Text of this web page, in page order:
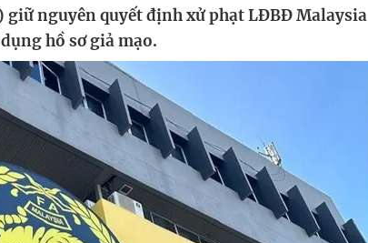
giữ nguyên quyết định xử phạt LĐBĐ Malaysia
hồ sơ giả mạo.